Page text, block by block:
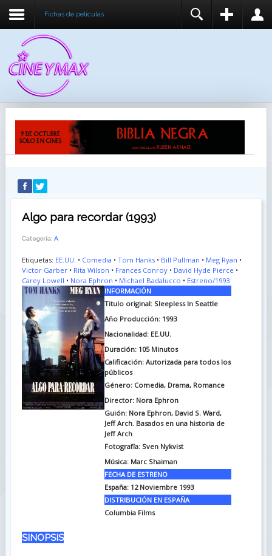
Fichas de peliculas
RECUÉRDEME
IDENTIFICARSE
REGISTER
Algo para recordar (1993)
Categoría: A
Etiquetas: EE.UU. • Comedia • Tom Hanks• Bill Pullman • Meg Ryan •
Victor Garber• Rita Wilson • Frances Conroy• David Hyde Pierce •
Carey Lowell • Nora Ephron • Michael Badalucco • Estreno/1993
INFORMACIÓN
Titulo original: Sleepless In Seattle
Año Producción: 1993
Nacionalidad: EE.UU.
Duración: 105 Minutos
Calificación: Autorizada para todos los
públicos
Género: Comedia, Drama, Romance
Director: Nora Ephron
Guión: Nora Ephron, David S. Ward,
Jeff Arch. Basados en una historia de
Jeff Arch
Fotografía: Sven Nykvist
Música: Marc Shaiman
FECHA DE ESTRENO
España: 12 Noviembre 1993
DISTRIBUCIÓN EN ESPAÑA
Columbia Films
SINOPSIS